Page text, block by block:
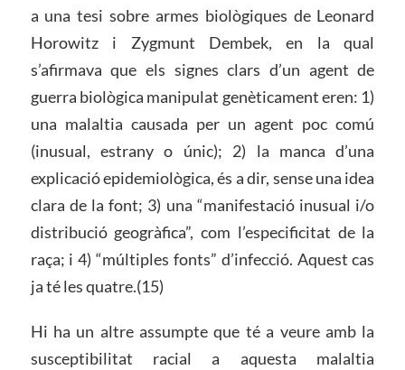
a una tesi sobre armes biològiques de Leonard
Horowitz i Zygmunt Dembek, en la qual
s’afirmava que els signes clars d’un agent de
guerra biològica manipulat genèticament eren: 1)
una malaltia causada per un agent poc comú
(inusual, estrany o únic); 2) la manca d’una
explicació epidemiològica, és a dir, sense una idea
clara de la font; 3) una “manifestació inusual i/o
distribució geogràfica”, com l’especificitat de la
raça; i 4) “múltiples fonts” d’infecció. Aquest cas
ja té les quatre.(15)
Hi ha un altre assumpte que té a veure amb la
susceptibilitat racial a aquesta malaltia